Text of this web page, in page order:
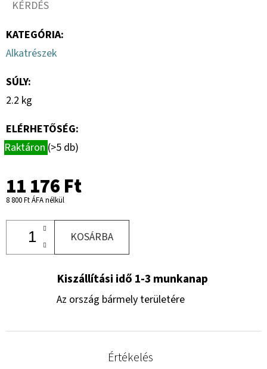
KÉRDÉS
KATEGÓRIA:
Alkatrészek
SÚLY:
2.2 kg
ELÉRHETŐSÉG:
Raktáron (>5 db)
11 176 Ft
8 800 Ft ÁFA nélkül
KOSÁRBA
Kiszállítási idő 1-3 munkanap
Az ország bármely területére
Értékelés